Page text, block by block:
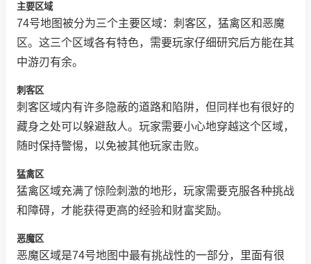
主要区域
74号地图被分为三个主要区域：刺客区，猛禽区和恶魔
区。这三个区域各有特色，需要玩家仔细研究后方能在其
中游刃有余。
刺客区
刺客区域内有许多隐蔽的道路和陷阱，但同样也有很好的
藏身之处可以躲避敌人。玩家需要小心地穿越这个区域，
随时保持警惕，以免被其他玩家击败。
猛禽区
猛禽区域充满了惊险刺激的地形，玩家需要克服各种挑战
和障碍，才能获得更高的经验和财富奖励。
恶魔区
恶魔区域是74号地图中最有挑战性的一部分，里面有很